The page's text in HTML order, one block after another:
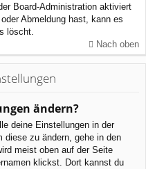
Board-Administration aktiviert
Abmeldung hast, kann es
löscht.
Nach oben
ändern?
deine Einstellungen in der
diese zu ändern, gehe in den
meist oben auf der Seite
klickst. Dort kannst du